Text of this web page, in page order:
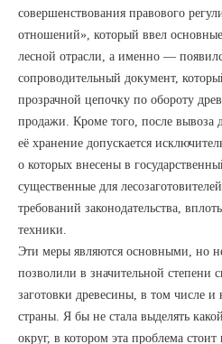
совершенствования правового
отношений», который ввел
лесной отрасли, а именно —
сопроводительный документ,
прозрачной цепочку по обороту
продажи. Кроме того, после вывоза
её хранение допускается
о которых внесены в
существенные для
требований законодательства,
техники.
Эти меры являются основными, но
позволили в значительной степени
заготовки древесины, в том числе и
страны. Я бы не стала выделять
округ, в котором эта проблема стоит